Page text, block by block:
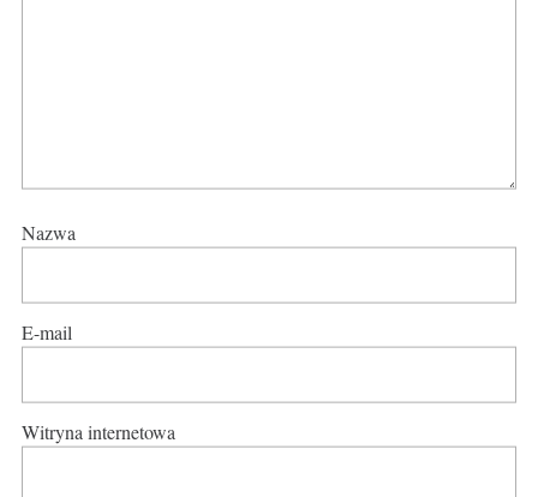
Nazwa
E-mail
Witryna internetowa